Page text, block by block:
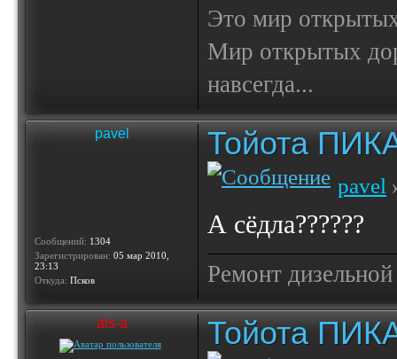
Это мир
Мир открытых
навсегда...
pavel
Сообщений: 1304
Зарегистрирован: 05 мар 2010,
23:13
Откуда: Псков
Тойота
pavel
А сёдла??????
Ремонт
als-a Тойота